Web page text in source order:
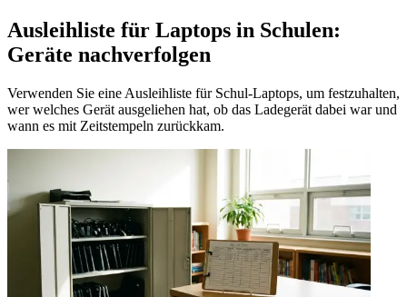
Ausleihliste für Laptops in Schulen:
Geräte nachverfolgen
Verwenden Sie eine Ausleihliste für Schul-Laptops, um festzuhalten,
wer welches Gerät ausgeliehen hat, ob das Ladegerät dabei war und
wann es mit Zeitstempeln zurückkam.